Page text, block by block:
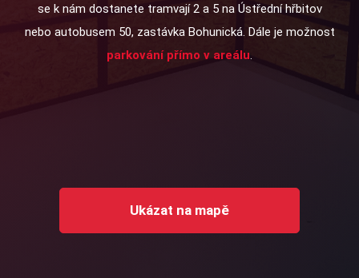
se k nám dostanete tramvají 2 a 5 na Ústřední hřbitov
nebo autobusem 50, zastávka Bohunická. Dále je možnost
parkování přímo v areálu.
Ukázat na mapě